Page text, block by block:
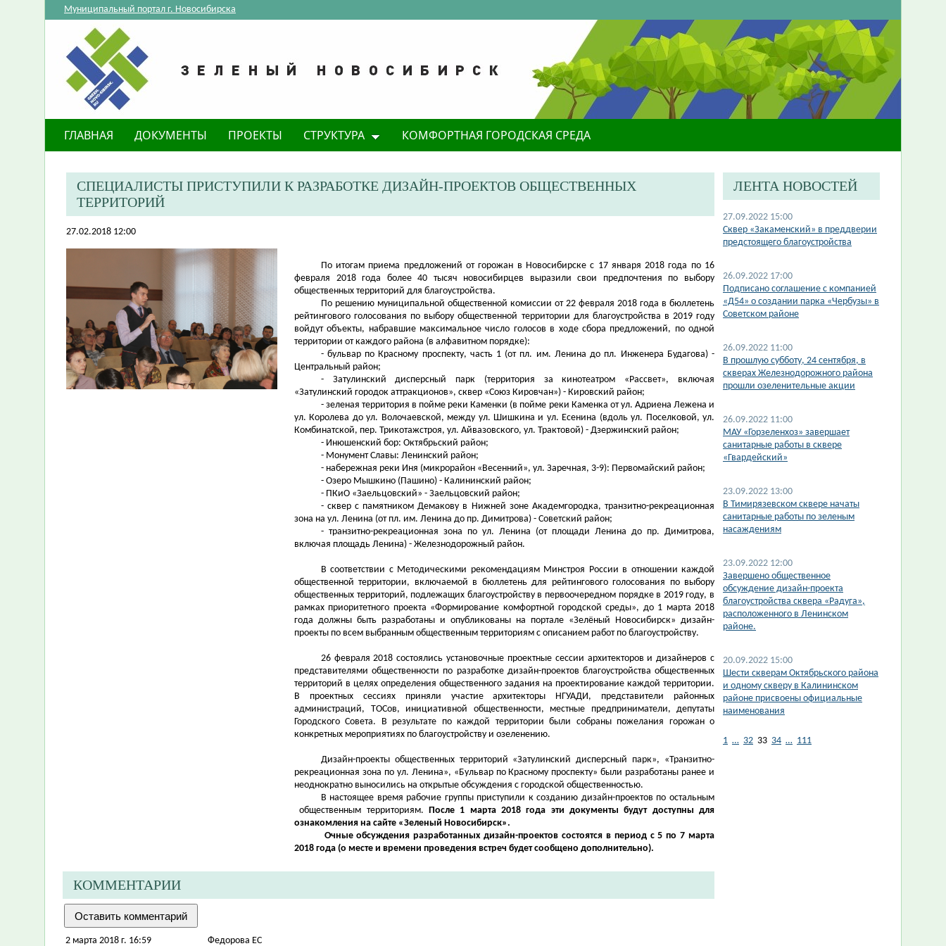
Муниципальный портал г. Новосибирска
ГЛАВНАЯ ДОКУМЕНТЫ ПРОЕКТЫ СТРУКТУРА КОМФОРТНАЯ ГОРОДСКАЯ СРЕДА
СПЕЦИАЛИСТЫ ПРИСТУПИЛИ К РАЗРАБОТКЕ ДИЗАЙН-ПРОЕКТОВ ОБЩЕСТВЕННЫХ
ТЕРРИТОРИЙ
27.02.2018 12:00
По итогам приема предложений от горожан в Новосибирске с 17 января 2018 года по 16
февраля 2018 года более 40 тысяч новосибирцев выразили свои предпочтения по выбору
общественных территорий для благоустройства.
По решению муниципальной общественной комиссии от 22 февраля 2018 года в бюллетень
рейтингового голосования по выбору общественной территории для благоустройства в 2019 году
войдут объекты, набравшие максимальное число голосов в ходе сбора предложений, по одной
территории от каждого района (в алфавитном порядке):
- бульвар по Красному проспекту, часть 1 (от пл. им. Ленина до пл. Инженера Будагова) -
Центральный район;
- Затулинский дисперсный парк (территория за кинотеатром «Рассвет», включая
«Затулинский городок аттракционов», сквер «Союз Кировчан») - Кировский район;
- зеленая территория в пойме реки Каменки (в пойме реки Каменка от ул. Адриена Лежена и
ул. Королева до ул. Волочаевской, между ул. Шишкина и ул. Есенина (вдоль ул. Поселковой, ул.
Комбинатской, пер. Трикотажстроя, ул. Айвазовского, ул. Трактовой) - Дзержинский район;
- Инюшенский бор: Октябрьский район;
- Монумент Славы: Ленинский район;
- набережная реки Иня (микрорайон «Весенний», ул. Заречная, 3-9): Первомайский район;
- Озеро Мышкино (Пашино) - Калининский район;
- ПКиО «Заельцовский» - Заельцовский район;
- сквер с памятником Демакову в Нижней зоне Академгородка, транзитно-рекреационная
зона на ул. Ленина (от пл. им. Ленина до пр. Димитрова) - Советский район;
- транзитно-рекреационная зона по ул. Ленина (от площади Ленина до пр. Димитрова,
включая площадь Ленина) - Железнодорожный район.
В соответствии с Методическими рекомендациям Минстроя России в отношении каждой
общественной территории, включаемой в бюллетень для рейтингового голосования по выбору
общественных территорий, подлежащих благоустройству в первоочередном порядке в 2019 году, в
рамках приоритетного проекта «Формирование комфортной городской среды», до 1 марта 2018
года должны быть разработаны и опубликованы на портале «Зелёный Новосибирск» дизайн-
проекты по всем выбранным общественным территориям с описанием работ по благоустройству.
26 февраля 2018 состоялись установочные проектные сессии архитекторов и дизайнеров с
представителями общественности по разработке дизайн-проектов благоустройства общественных
территорий в целях определения общественного задания на проектирование каждой территории.
В проектных сессиях приняли участие архитекторы НГУАДИ, представители районных
администраций, ТОСов, инициативной общественности, местные предприниматели, депутаты
Городского Совета. В результате по каждой территории были собраны пожелания горожан о
конкретных мероприятиях по благоустройству и озеленению.
Дизайн-проекты общественных территорий «Затулинский дисперсный парк», «Транзитно-
рекреационная зона по ул. Ленина», «Бульвар по Красному проспекту» были разработаны ранее и
неоднократно выносились на открытые обсуждения с городской общественностью.
В настоящее время рабочие группы приступили к созданию дизайн-проектов по остальным
общественным территориям.После 1 марта 2018 года эти документы будут доступны для
ознакомления на сайте «Зеленый Новосибирск».
Очные обсуждения разработанных дизайн-проектов состоятся в период с 5 по 7 марта
2018 года (о месте и времени проведения встреч будет сообщено дополнительно).
КОММЕНТАРИИ
2 марта 2018 г. 16:59 Федорова ЕС
ЛЕНТА НОВОСТЕЙ
27.09.2022 15:00
Сквер «Закаменский» в преддверии
предстоящего благоустройства
26.09.2022 17:00
Подписано соглашение с компанией
«Д54» о создании парка «Чербузы» в
Советском районе
26.09.2022 11:00
​В прошлую субботу, 24 сентября, в
скверах Железнодорожного района
прошли озеленительные акции
26.09.2022 11:00
​МАУ «Горзеленхоз» завершает
санитарные работы в сквере
«Гвардейский»
23.09.2022 13:00
В Тимирязевском сквере начаты
санитарные работы по зеленым
насаждениям
23.09.2022 12:00
Завершено общественное
обсуждение дизайн-проекта
благоустройства сквера «Радуга»,
расположенного в Ленинском
районе.
20.09.2022 15:00
​Шести скверам Октябрьского района
и одному скверу в Калининском
районе присвоены официальные
наименования
1 … 32 33 34 … 111